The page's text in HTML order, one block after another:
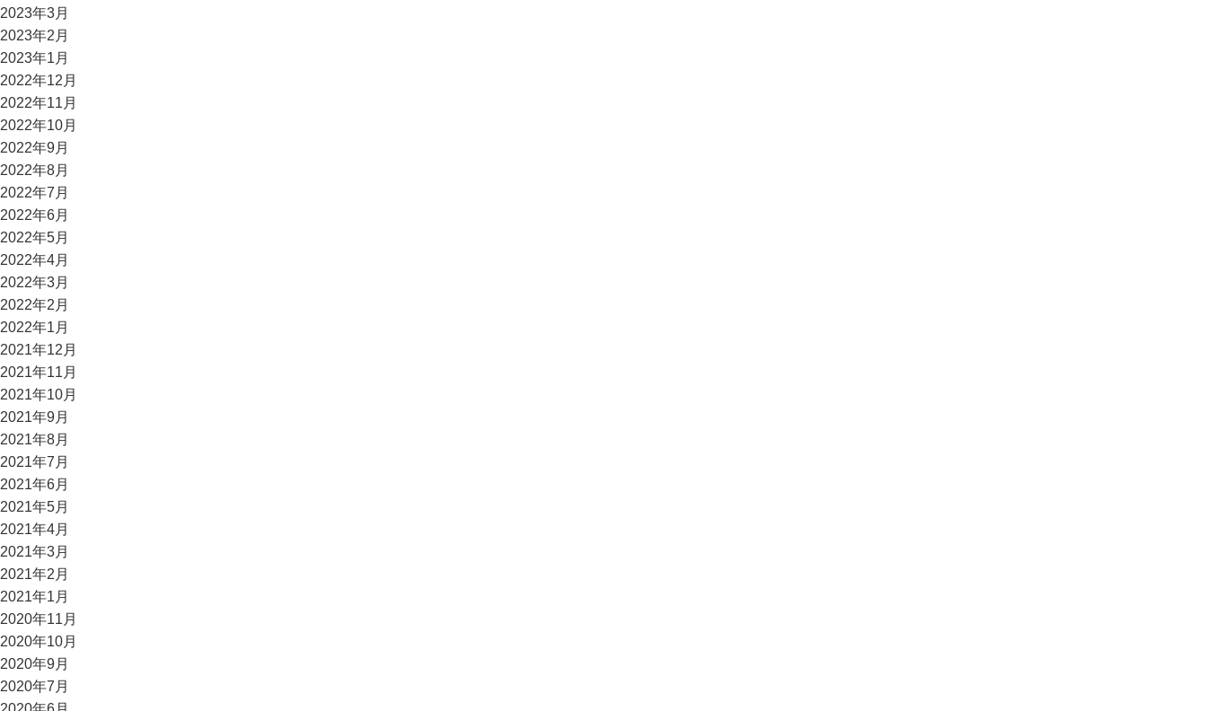
2023年3月
2023年2月
2023年1月
2022年12月
2022年11月
2022年10月
2022年9月
2022年8月
2022年7月
2022年6月
2022年5月
2022年4月
2022年3月
2022年2月
2022年1月
2021年12月
2021年11月
2021年10月
2021年9月
2021年8月
2021年7月
2021年6月
2021年5月
2021年4月
2021年3月
2021年2月
2021年1月
2020年11月
2020年10月
2020年9月
2020年7月